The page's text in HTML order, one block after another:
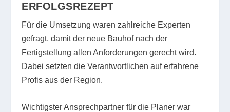
ERFOLGSREZEPT
Für die Umsetzung waren zahlreiche Experten
gefragt, damit der neue Bauhof nach der
Fertigstellung allen Anforderungen gerecht wird.
Dabei setzten die Verantwortlichen auf erfahrene
Profis aus der Region.
Wichtigster Ansprechpartner für die Planer war